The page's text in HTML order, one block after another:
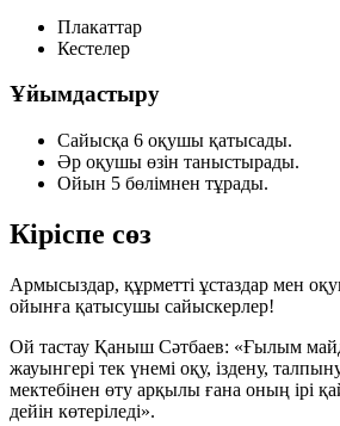
Плакаттар
Кестелер
Ұйымдастыру
Сайысқа 6 оқушы қатысады.
Әр оқушы өзін таныстырады.
Ойын 5 бөлімнен тұрады.
Кіріспе сөз
Армысыздар, құрметті ұстаздар мен
ойынға қатысушы сайыскерлер!
Ой тастау Қаныш Сәтбаев: «Ғылым
жауынгері тек үнемі оқу, іздену,
мектебінен өту арқылы ғана оның ірі
дейін көтеріледі».